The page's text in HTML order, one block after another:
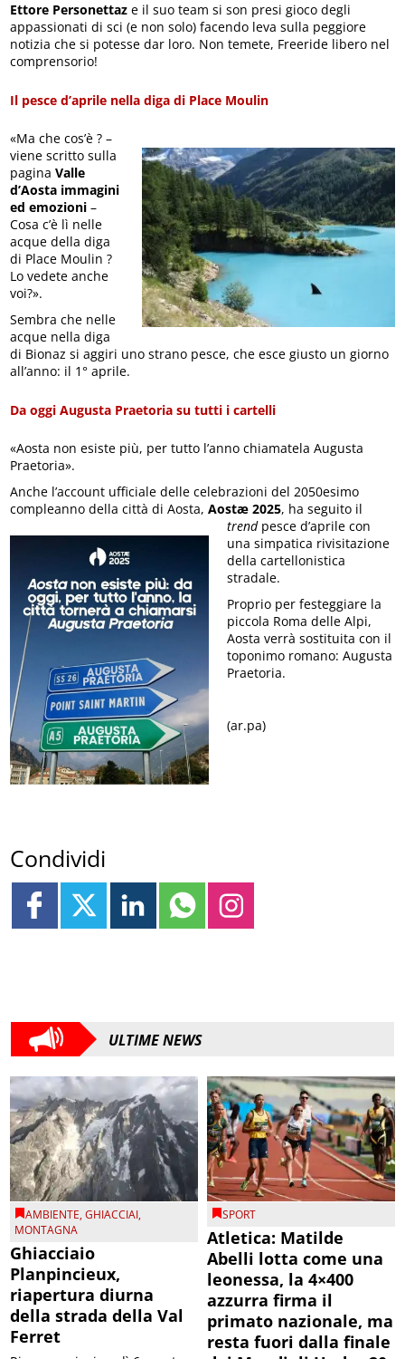
Ettore Personettaz e il suo team si son presi gioco degli
appassionati di sci (e non solo) facendo leva sulla peggiore
notizia che si potesse dar loro. Non temete, Freeride libero nel
comprensorio!
Il pesce d’aprile nella diga di Place Moulin
«Ma che cos’è ? –
viene scritto sulla
paginaValle
d’Aosta immagini
ed emozioni –
Cosa c’è lì nelle
acque della diga
di Place Moulin ?
Lo vedete anche
voi?».
Sembra che nelle
acque nella diga
di Bionaz si aggiri uno strano pesce, che esce giusto un giorno
all’anno: il 1° aprile.
Da oggi Augusta Praetoria su tutti i cartelli
«Aosta non esiste più, per tutto l’anno chiamatela Augusta
Praetoria».
Anche l’account ufficiale delle celebrazioni del 2050esimo
compleanno della città di Aosta, Aostæ 2025, ha seguito il
trendpesce d’aprile con
una simpatica rivisitazione
della cartellonistica
stradale.
Proprio per festeggiare la
piccola Roma delle Alpi,
Aosta verrà sostituita con il
toponimo romano: Augusta
Praetoria.
(ar.pa)
Condividi
ULTIME NEWS
AMBIENTE,GHIACCIAI,
MONTAGNA
Ghiacciaio
Planpincieux,
riapertura diurna
della strada della Val
Ferret
SPORT
Atletica: Matilde
Abelli lotta come una
leonessa, la 4×400
azzurra firma il
primato nazionale, ma
resta fuori dalla finale